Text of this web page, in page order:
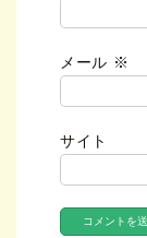
メール ※
サイト